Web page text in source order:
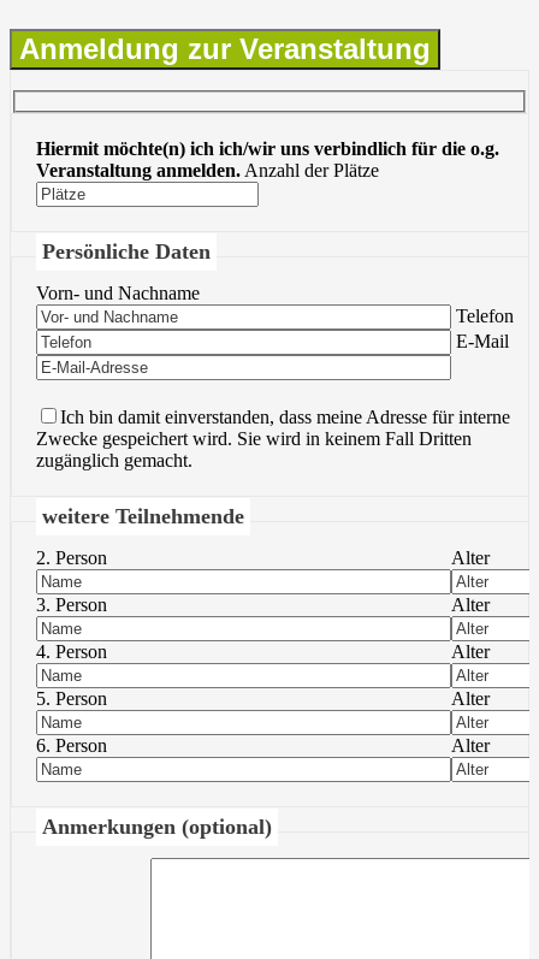
Anmeldung zur Veranstaltung
Hiermit möchte(n) ich ich/wir uns verbindlich für die o.g.
Veranstaltung anmelden.Anzahl der Plätze
Persönliche Daten
Vorn- und Nachname
Bitte lasse
Telefon
Bitte lasse
E-Mail
Ich bin damit einverstanden, dass meine Adresse für interne
Zwecke gespeichert wird. Sie wird in keinem Fall Dritten
zugänglich gemacht.
weitere Teilnehmende
2. Person Alter
3. Person Alter
4. Person Alter
5. Person Alter
6. Person Alter
Anmerkungen (optional)